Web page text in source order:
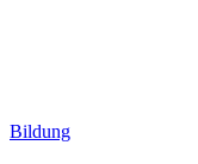
Bildung